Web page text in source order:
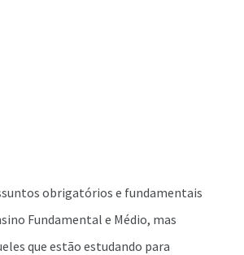
obrigatórios e fundamentais
Fundamental e Médio, mas
que estão estudando para